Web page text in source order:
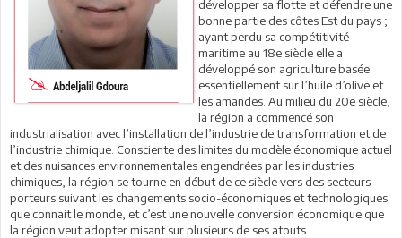
développer sa flotte et défendre une
bonne partie des côtes Est du pays ;
ayant perdu sa compétitivité
maritime au 18e siècle elle a
développé son agriculture basée
essentiellement sur l’huile d’olive et
les amandes. Au milieu du 20e siècle,
la région a commencé son
industrialisation avec l’installation de l’industrie de transformation et de
l’industrie chimique. Consciente des limites du modèle économique actuel
et des nuisances environnementales engendrées par les industries
chimiques, la région se tourne en début de ce siècle vers des secteurs
porteurs suivant les changements socio-économiques et technologiques
que connait le monde, et c’est une nouvelle conversion économique que
la région veut adopter misant sur plusieurs de ses atouts :